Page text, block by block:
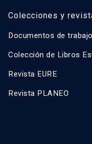
Colecciones y
Documentos de trabajo
Colección de Libros
Revista EURE
Revista PLANEO